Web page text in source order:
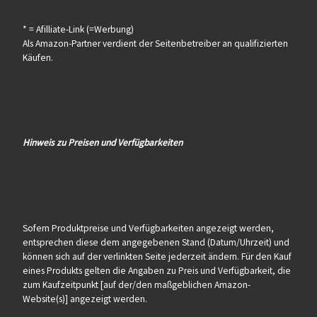
* = Afilliate-Link (=Werbung)
Als Amazon-Partner verdient der Seitenbetreiber an qualifizierten
Käufen.
Hinweis zu Preisen und Verfügbarkeiten
Sofern Produktpreise und Verfügbarkeiten angezeigt werden,
entsprechen diese dem angegebenen Stand (Datum/Uhrzeit) und
können sich auf der verlinkten Seite jederzeit ändern. Für den Kauf
eines Produkts gelten die Angaben zu Preis und Verfügbarkeit, die
zum Kaufzeitpunkt [auf der/den maßgeblichen Amazon-
Website(s)] angezeigt werden.